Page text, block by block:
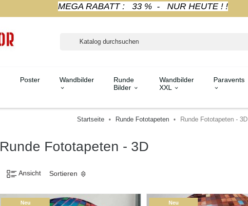
MEGA RABATT : 33 % - NUR HEUTE ! !
Poster Wandbilder
Runde
Bilder
Wandbilder
XXL
Paravents
Startseite Runde Fototapeten Runde Fototapeten - 3D
Runde Fototapeten - 3D
Ansicht Sortieren
Neu Neu